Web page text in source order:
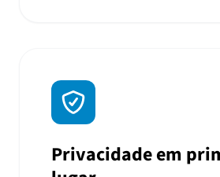
Privacidade em